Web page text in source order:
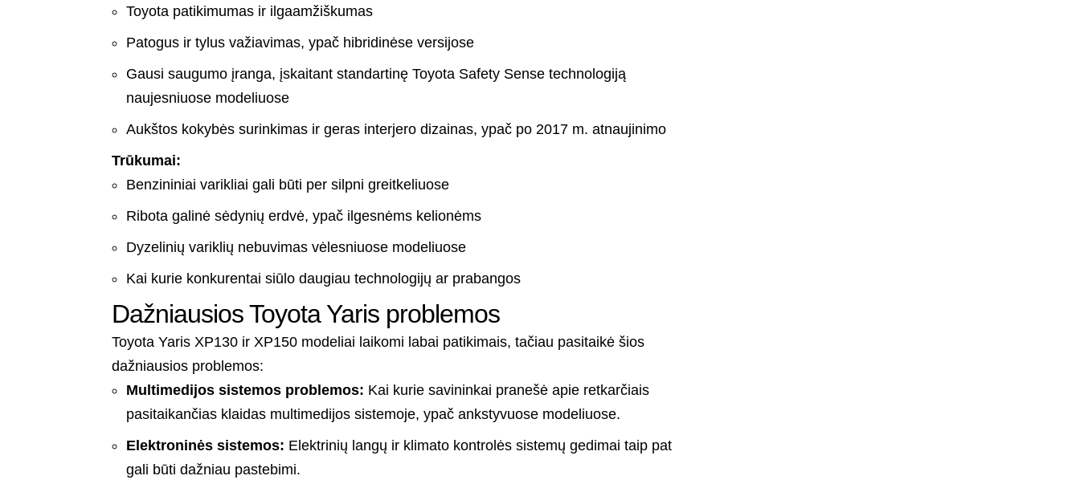
Toyota patikimumas ir ilgaamžiškumas
Patogus ir tylus važiavimas, ypač hibridinėse versijose
Gausi saugumo įranga, įskaitant standartinę Toyota Safety Sense technologiją
naujesniuose modeliuose
Aukštos kokybės surinkimas ir geras interjero dizainas, ypač po 2017 m. atnaujinimo
Trūkumai:
Benzininiai varikliai gali būti per silpni greitkeliuose
Ribota galinė sėdynių erdvė, ypač ilgesnėms kelionėms
Dyzelinių variklių nebuvimas vėlesniuose modeliuose
Kai kurie konkurentai siūlo daugiau technologijų ar prabangos
Dažniausios Toyota Yaris problemos
Toyota Yaris XP130 ir XP150 modeliai laikomi labai patikimais, tačiau pasitaikė šios
dažniausios problemos:
Multimedijos sistemos problemos: Kai kurie savininkai pranešė apie retkarčiais
pasitaikančias klaidas multimedijos sistemoje, ypač ankstyvuose modeliuose.
Elektroninės sistemos: Elektrinių langų ir klimato kontrolės sistemų gedimai taip pat
gali būti dažniau pastebimi.